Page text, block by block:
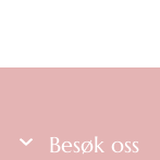
Besøk oss